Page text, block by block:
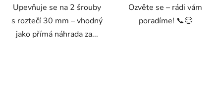
Upevňuje se na 2 šrouby
s roztečí 30 mm – vhodný
jako přímá náhrada za...
Ozvěte se – rádi vám
poradíme! 📞😊